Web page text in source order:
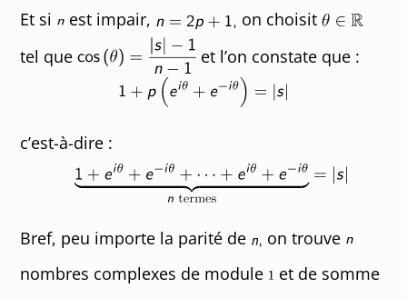
Et si est impair,
on choisit
tel que
et l’on constate que :
c’est-à-dire :
Bref, peu importe la parité de
on trouve
nombres complexes de module
et de somme